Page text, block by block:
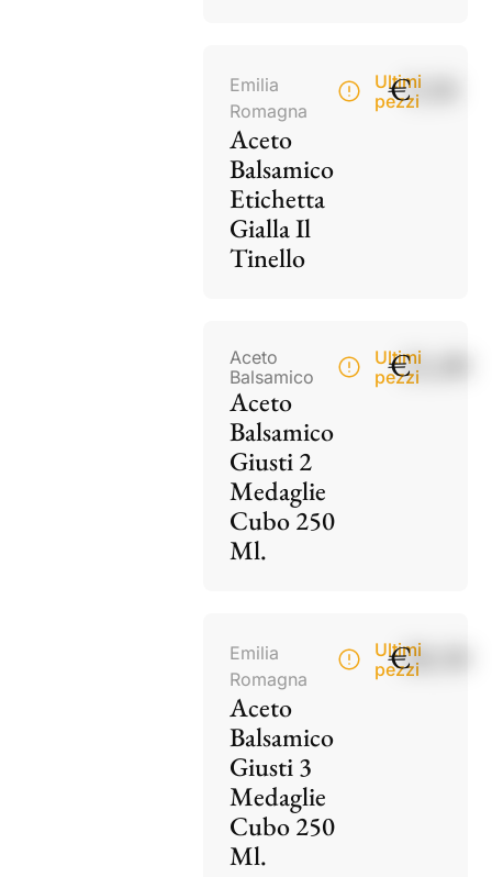
Emilia
Romagna
Aceto
Balsamico
Etichetta
Gialla Il
Tinello
Ultimi
pezzi
€9,50
Aceto
Balsamico
Aceto
Balsamico
Giusti 2
Medaglie
Cubo 250
Ml.
Ultimi
pezzi
€21,00
Emilia
Romagna
Aceto
Balsamico
Giusti 3
Medaglie
Cubo 250
Ml.
Ultimi
pezzi
€28,50